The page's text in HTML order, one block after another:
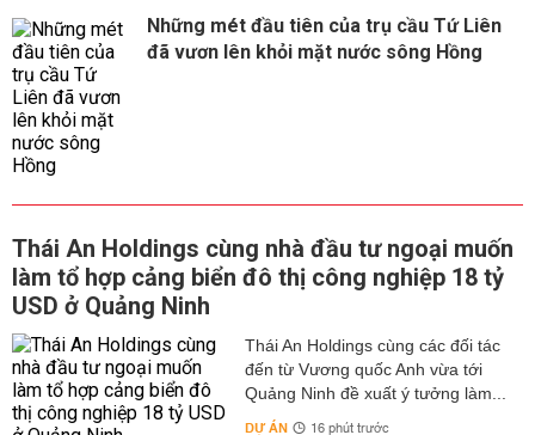
Những mét đầu tiên của trụ cầu Tứ Liên
đã vươn lên khỏi mặt nước sông Hồng
Thái An Holdings cùng nhà đầu tư ngoại muốn
làm tổ hợp cảng biển đô thị công nghiệp 18 tỷ
USD ở Quảng Ninh
Thái An Holdings cùng các đối tác
đến từ Vương quốc Anh vừa tới
Quảng Ninh đề xuất ý tưởng làm...
DỰ ÁN 16 phút trước